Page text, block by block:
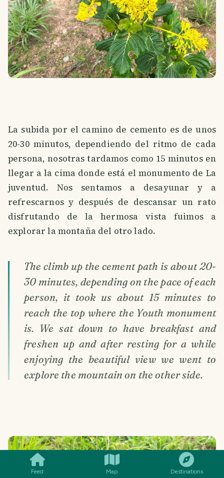
Feed Map Destinations
La subida por el camino de cemento es de unos
20-30 minutos, dependiendo del ritmo de cada
persona, nosotras tardamos como 15 minutos en
llegar a la cima donde está el monumento de La
juventud. Nos sentamos a desayunar y a
refrescarnos y después de descansar un rato
disfrutando de la hermosa vista fuimos a
explorar la montaña del otro lado.
The climb up the cement path is about 20-
30 minutes, depending on the pace of each
person, it took us about 15 minutes to
reach the top where the Youth monument
is. We sat down to have breakfast and
freshen up and after resting for a while
enjoying the beautiful view we went to
explore the mountain on the other side.
SMILES COMMENT SHARE